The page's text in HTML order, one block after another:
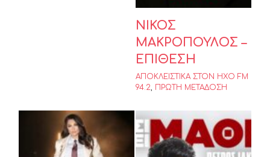
ΝΙΚΟΣ
ΜΑΚΡΟΠΟΥΛΟΣ –
ΕΠΙΘΕΣΗ
ΑΠΟΚΛΕΙΣΤΙΚΑ ΣΤΟΝ ΗΧΟ FM
94.2
ΠΡΩΤΗ ΜΕΤΑΔΟΣΗ